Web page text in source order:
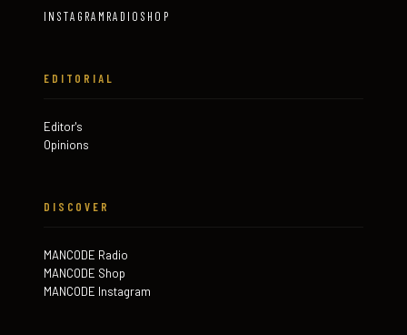
INSTAGRAM RADIO SHOP
EDITORIAL
Editor's
Opinions
DISCOVER
MANCODE Radio
MANCODE Shop
MANCODE Instagram